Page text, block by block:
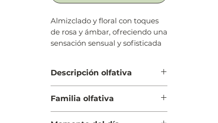
Almizclado y floral con toques
de rosa y ámbar, ofreciendo una
sensación sensual y sofisticada
Descripción olfativa
Cuerpo: Almizcle
Fondo: Vetiver, extracto de cedro
blanco y cedro
Familia olfativa